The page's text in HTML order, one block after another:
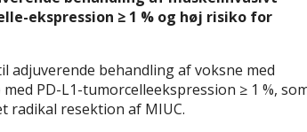
ekspression ≥ 1 % og høj risiko for
behandling af voksne med
PD-L1-tumorcelleekspression ≥ 1 %,
radikal resektion af MIUC.